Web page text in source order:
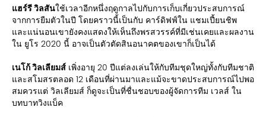
แฮร์รี วิลสันใช้เวลาอีกหนึ่งฤดูกาลไปกับการเก็บเกี่ยวประสบการณ์
จากการยืมตัวในปี โดยคราวนี้เป็นกับ คาร์ดิฟฟ์ใน แชมเปี้ยนชิพ
และแน่นอนเขายังคงแสดงให้เห็นถึงพรสวรรค์ที่มีเช่นเคยและผลงาน
ใน ยูโร 2020 นี้ อาจเป็นตัวตัดสินอนาคตของเขาก็เป็นได้
เนโก้ วิลเลียมส์ เพิ่งอายุ 20 ปีแต่ลงเล่นให้กับทีมชุดใหญ่ทั้งกับทีมชาติ
และสโมสรตลอด 12 เดือนที่ผ่านมาและแม้จะขาดประสบการณ์ไปพอ
สมควรแต่ วิลเลียมส์ ก็ดูจะเป็นที่ชื่นชอบของผู้จัดการทีม เวลส์ ใน
บทบาทวิงแบ็ค